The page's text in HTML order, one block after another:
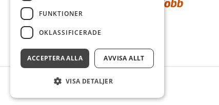
FUNKTIONER
OKLASSIFICERADE
ACCEPTERA ALLA AVVISA ALLT
VISA DETALJER